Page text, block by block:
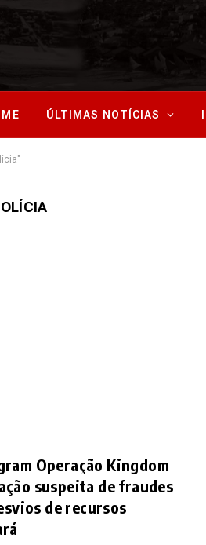
ÚLTIMAS NOTÍCIAS
Operação Kingdom
suspeita de fraudes
de recursos